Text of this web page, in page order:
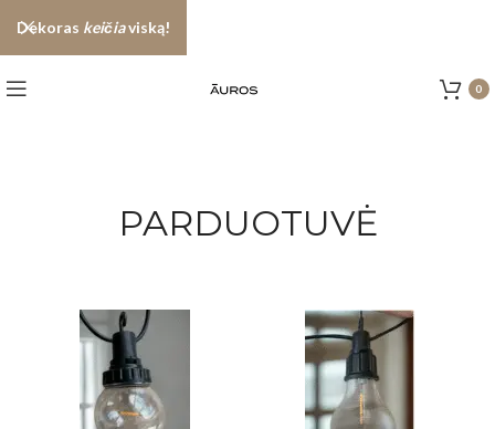
0
PARDUOTUVĖ
Dekoras keičiaviską!